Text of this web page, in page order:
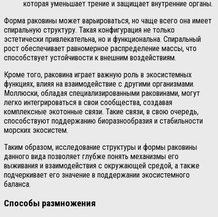
которая уменьшает трение и защищает внутренние органы.
Форма раковины может варьироваться, но чаще всего она имеет
спиральную структуру. Такая конфигурация не только
эстетически привлекательна, но и функциональна. Спиральный
рост обеспечивает равномерное распределение массы, что
способствует устойчивости к внешним воздействиям.
Кроме того, раковина играет важную роль в экосистемных
функциях, влияя на взаимодействие с другими организмами.
Моллюски, обладая специализированными раковинами, могут
легко интегрироваться в свои сообщества, создавая
комплексные экотонные связи. Такие связи, в свою очередь,
способствуют поддержанию биоразнообразия и стабильности
морских экосистем.
Таким образом, исследование структуры и формы раковины
данного вида позволяет глубже понять механизмы его
выживания и взаимодействия с окружающей средой, а также
подчеркивает его значение в поддержании экосистемного
баланса.
Способы размножения